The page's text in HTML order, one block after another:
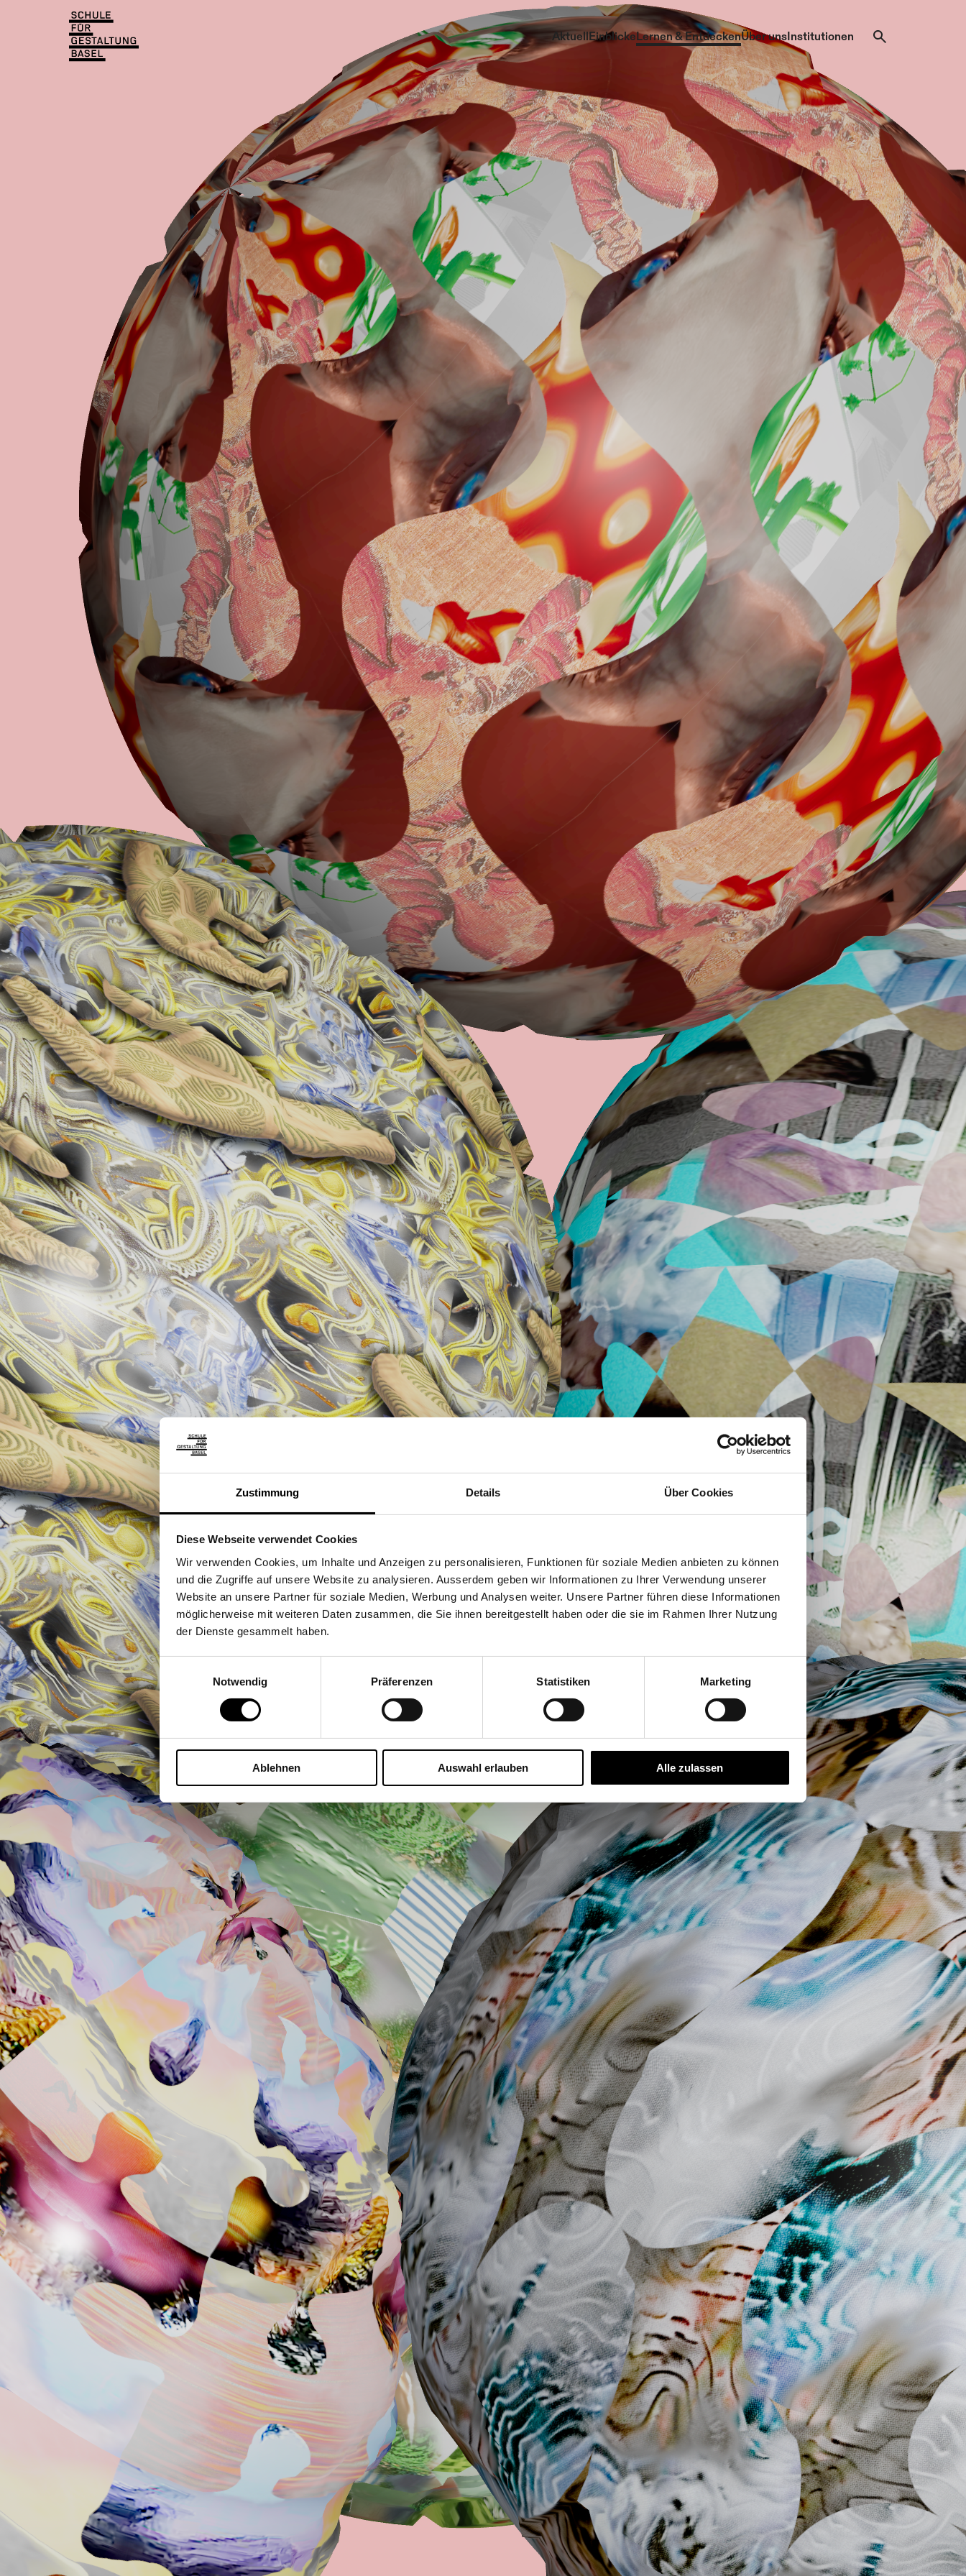
Zustimmung Details Über Cookies
Diese Webseite verwendet Cookies
Wir verwenden Cookies, um Inhalte und Anzeigen zu personalisieren, Funktionen für soziale Medien anbieten zu können
und die Zugriffe auf unsere Website zu analysieren. Ausserdem geben wir Informationen zu Ihrer Verwendung unserer
Website an unsere Partner für soziale Medien, Werbung und Analysen weiter. Unsere Partner führen diese Informationen
möglicherweise mit weiteren Daten zusammen, die Sie ihnen bereitgestellt haben oder die sie im Rahmen Ihrer Nutzung
der Dienste gesammelt haben.
Einwilligungsauswahl
Notwendig
Präferenzen Statistiken Marketing
Ablehnen Auswahl erlauben Alle zulassen
AktuellEinblickeLernen & EntdeckenÜber unsInstitutionen
Aktuell
Einblicke
Lernen & Entdecken
Berufliche
Grundbildung